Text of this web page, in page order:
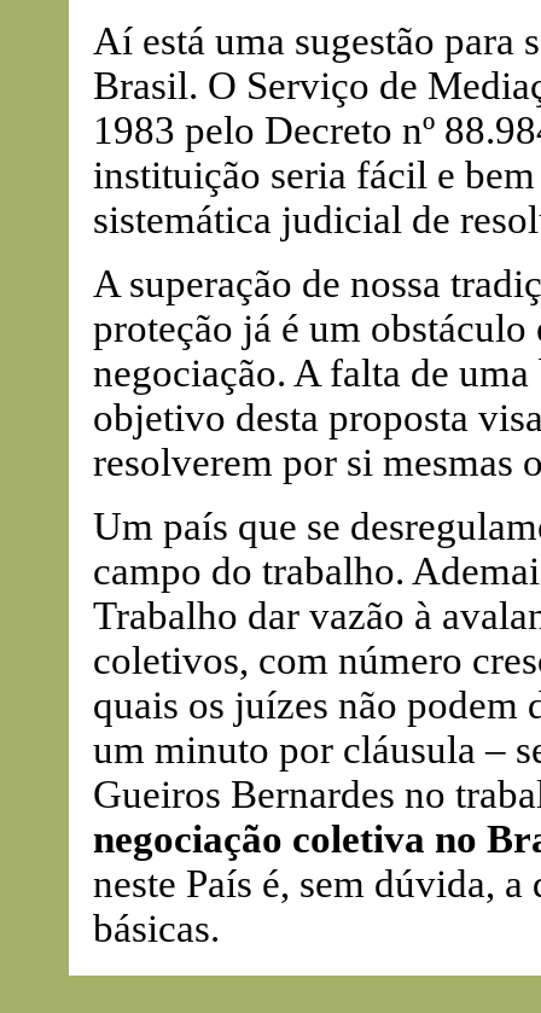
Aí está uma sugestão para
Brasil. O Serviço de
1983 pelo Decreto nº
instituição seria fácil e
sistemática judicial de
A superação de nossa
proteção já é um
negociação. A falta de
objetivo desta proposta
resolverem por si mesmas
Um país que se
campo do trabalho.
Trabalho dar vazão à
coletivos, com número
quais os juízes não podem
um minuto por cláusula –
Gueiros Bernardes no
negociação coletiva no
neste País é, sem dúvida,
básicas.